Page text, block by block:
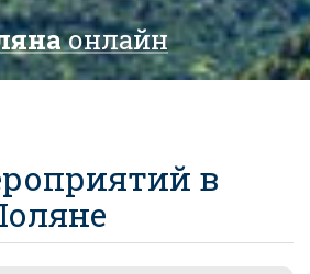
онлайн
в